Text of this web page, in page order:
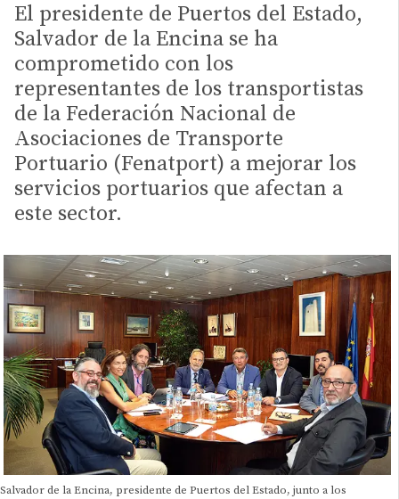
El presidente de Puertos del Estado,
Salvador de la Encina se ha
comprometido con los
representantes de los transportistas
de la Federación Nacional de
Asociaciones de Transporte
Portuario (Fenatport) a mejorar los
servicios portuarios que afectan a
este sector.
Salvador de la Encina, presidente de Puertos del Estado, junto a los